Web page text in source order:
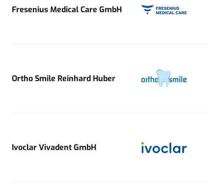
Fresenius Medical Care GmbH
Ortho Smile Reinhard Huber
Ivoclar Vivadent GmbH